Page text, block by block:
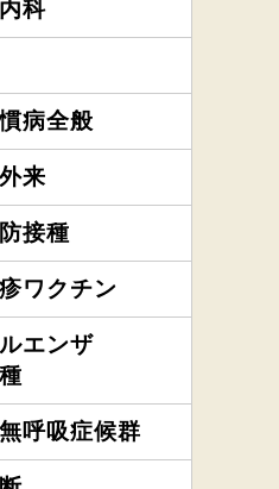
科
病全般
来
接種
ワクチン
エンザ
呼吸症候群